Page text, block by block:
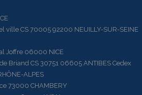
CS 70005 92200 NEUILLY-SUR-SEINE
06000 NICE
CS 30751 06605 ANTIBES Cedex
ALPES
73000 CHAMBERY